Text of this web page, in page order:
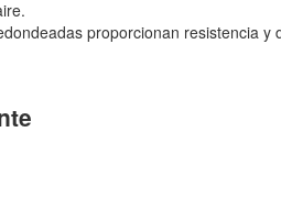
proporcionan resistencia y